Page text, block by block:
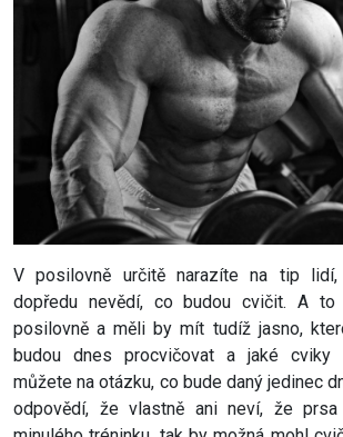
V posilovně určitě narazíte na tip
dopředu nevědí, co budou cvičit. A
posilovně a měli by mít tudíž jasno,
budou dnes procvičovat a jaké cviky
můžete na otázku, co bude daný jedinec
odpovědí, že vlastně ani neví, že